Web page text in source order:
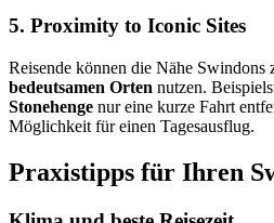
5. Proximity to Iconic Sites
Reisende können die Nähe Swindons
bedeutsamen Orten nutzen.
Stonehenge nur eine kurze Fahrt
Möglichkeit für einen Tagesausflug.
Praxistipps für Ihren